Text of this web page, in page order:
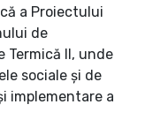
a Proiectului
de
Termică II, unde
sociale și de
implementare a